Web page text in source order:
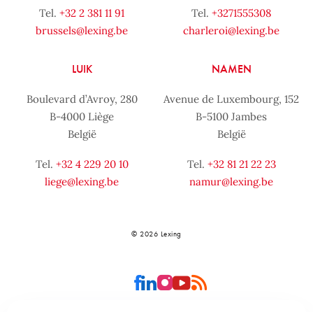
Tel. +32 2 381 11 91
brussels@lexing.be
Tel. +3271555308
charleroi@lexing.be
LUIK
Boulevard d’Avroy, 280
B-4000 Liège
België
Tel. +32 4 229 20 10
liege@lexing.be
NAMEN
Avenue de Luxembourg, 152
B-5100 Jambes
België
Tel. +32 81 21 22 23
namur@lexing.be
© 2026 Lexing